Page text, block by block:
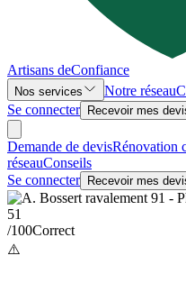
Artisans deConfiance
Nos services Notre réseau
Se connecter
Recevoir mes
Demande de devisRénovation
réseauConseils
Se connecter
Recevoir mes
51
/100Correct
⚠️